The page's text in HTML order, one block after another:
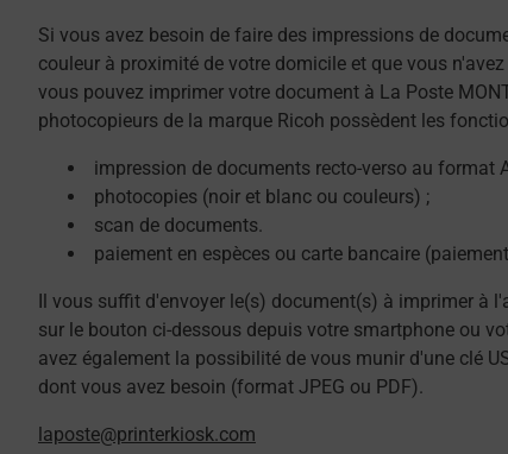
Si vous avez besoin de faire des impressions de
couleur à proximité de votre domicile et que vous
vous pouvez imprimer votre document à La Poste
photocopieurs de la marque Ricoh possèdent les
impression de documents recto-verso au format
photocopies (noir et blanc ou couleurs) ;
scan de documents.
paiement en espèces ou carte bancaire
Il vous suffit d'envoyer le(s) document(s) à imprimer à
sur le bouton ci-dessous depuis votre smartphone ou
avez également la possibilité de vous munir d'une clé
dont vous avez besoin (format JPEG ou PDF).
laposte@printerkiosk.com